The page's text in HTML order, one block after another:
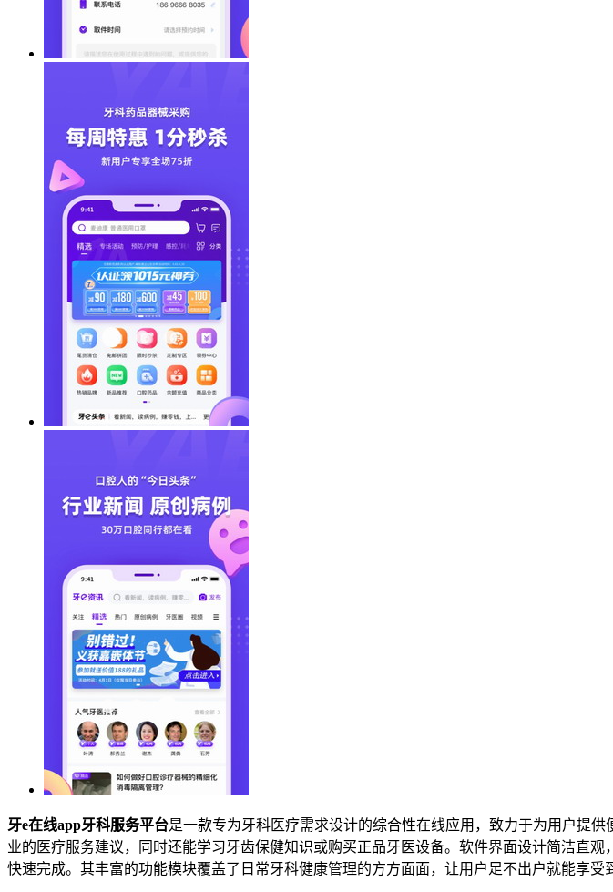
牙e在线app牙科服务平台是一款专为牙科医疗需求设计的综合性在线应用，致力于为用户提
业的医疗服务建议，同时还能学习牙齿保健知识或购买正品牙医设备。软件界面设计简洁直
快速完成。其丰富的功能模块覆盖了日常牙科健康管理的方方面面，让用户足不出户就能享受